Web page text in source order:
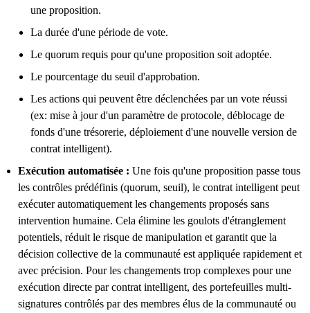
une proposition.
La durée d'une période de vote.
Le quorum requis pour qu'une proposition soit adoptée.
Le pourcentage du seuil d'approbation.
Les actions qui peuvent être déclenchées par un vote réussi
(ex: mise à jour d'un paramètre de protocole, déblocage de
fonds d'une trésorerie, déploiement d'une nouvelle version de
contrat intelligent).
Exécution automatisée : Une fois qu'une proposition passe tous
les contrôles prédéfinis (quorum, seuil), le contrat intelligent peut
exécuter automatiquement les changements proposés sans
intervention humaine. Cela élimine les goulots d'étranglement
potentiels, réduit le risque de manipulation et garantit que la
décision collective de la communauté est appliquée rapidement et
avec précision. Pour les changements trop complexes pour une
exécution directe par contrat intelligent, des portefeuilles multi-
signatures contrôlés par des membres élus de la communauté ou